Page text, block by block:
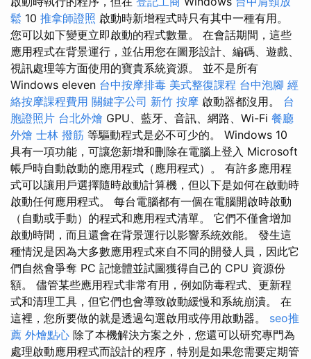
鬆 10 推拿師證照 啟動時新增程式時只有其中一種有用。
您可以如下變更立即啟動的程式數量。 在會話期間，這些
應用程式在背景運行，並佔用您在圖形設計、編碼、遊戲、
視訊處理等方面使用的寶貴系統資源。 並不是所有
Windows eleven 台中按摩排毒 美式整復課程 台中泡腳 經
絡按摩課程費用 關鍵字公司 新竹 按摩 啟動器都沒用。 台
胞證照片 台北外燴 GPU、藍牙、音訊、網路、Wi-Fi 餐廳
外燴 士林 撥筋 等驅動程式是必不可少的。 Windows 10
具有一項功能，可讓您新增和刪除在電腦上登入 Microsoft
帳戶時自動啟動的應用程式（應用程式）。 有許多應用程
式可以讓用戶選擇隨時啟動計算機，但以下是如何在啟動時
啟動任何應用程式。 每台電腦都有一個在電腦開啟時啟動
（自動或手動）的程式和應用程式清單。 它們不僅會增加
啟動時間，而且還會在背景運行以影響系統效能。 發生這
種情況是因為大多數應用程式來自不同的開發人員，因此它
們自然會爭奪 PC 記憶體並試圖獲得自己的 CPU 資源份
額。 儘管某些應用程式非常有用，例如防毒程式、更新程
式和清理工具，但它們也會導致啟動緩慢和系統崩潰。 在
這裡，您所要做的就是透過勾選啟用或停用啟動器。 seo推
薦 外燴點心 除了本機解決方案之外，您還可以研究專門為
處理啟動應用程式而設計的程序，特別是如果您需要定期管